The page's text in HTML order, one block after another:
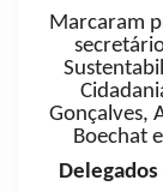
Marcaram
Gonçalves,
Boechat